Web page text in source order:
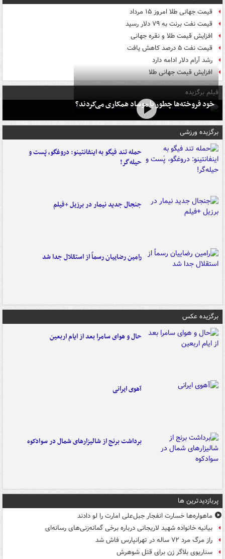
قیمت جهانی طلا امروز ۱۵ مرداد
قیمت نفت برنت به ۷۹ دلار رسید
افزایش قیمت طلا و نقره جهانی
قیمت نفت ۵ درصد کاهش یافت
رشد آرام دلار ادامه دارد
افزایش قیمت جهانی طلا
فیلم برگزیده
خود فروخته‌ها چطور با موساد همکاری می‌کردند؟
برگزیده ورزشی
حمله تند فیگو به اینفانتینو: دروغگو، پَست‌ و
حیله‌گر!
جنجال جدید نیمار در برزیل +فیلم
رامین رضاییان رسماً از استقلال جدا شد
برگزیده عکس
حال و هوای سامرا بعد از ایام اربعین
آهوی ایرانی
برداشت برنج از شالیزارهای شمال در سوادکوه
پربازدیدترین ها
ماهواره‌ها خسارت انفجار جبل‌علی امارت را لو دادند
بیانیه خانواده شهید لاریجانی درباره برخی گمانه‌زنی‌های رسانه‌ای
راز مرگ مرد ۷۲ ساله در تهرانپارس فاش شد
سناریوی بلاگر زن برای قتل شوهرش